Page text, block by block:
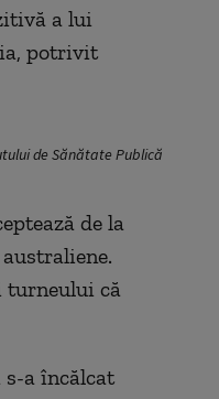
a lui
potrivit
de Sănătate Publică
de la
că
a încălcat